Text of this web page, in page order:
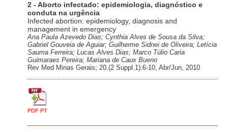
2 - Aborto infectado: epidemiologia, diagnóstico e
conduta na urgência
Infected abortion: epidemiology, diagnosis and
management in emergency
Ana Paula Azevedo Dias; Cynthia Alves de Sousa da Silva;
Gabriel Gouveia de Aguiar; Guilherme Sidnei de Oliveira; Letícia
Sauma Ferreira; Lucas Alves Dias; Marco Túlio Caria
Guimaraes Pereira; Mariana de Caux Bueno
Rev Med Minas Gerais; 20.(2 Suppl.1):6-10, Abr/Jun, 2010
PDF PT